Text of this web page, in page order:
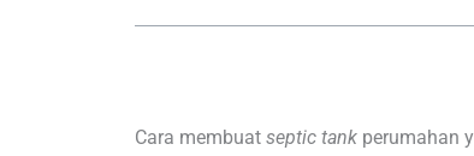
Cara membuat septic tank perumahan